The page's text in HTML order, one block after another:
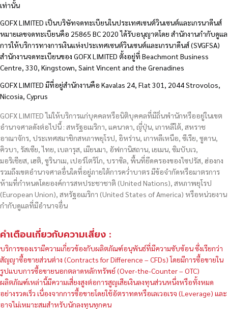
เท่านั้น
GOFX LIMITED เป็นบริษัทจดทะเบียนในประเทศเซนต์วินเซนต์และเกรนาดีนส์
หมายเลขจดทะเบียนคือ 25865 BC 2020 ได้รับอนุญาตโดย สำนักงานกำกับดูแล
การให้บริการทางการเงินแห่งประเทศเซนต์วินเซนต์และเกรนาดีนส์ (SVGFSA)
สำนักงานจดทะเบียนของ GOFX LIMITED ตั้งอยู่ที่ Beachmont Business
Centre, 330, Kingstown, Saint Vincent and the Grenadines
GOFX LIMITED มีที่อยู่สำนักงานคือ Kavalas 24, Flat 301, 2044 Strovolos,
Nicosia, Cyprus
GOFX LIMITED ไม่ให้บริการแก่บุคคลหรือนิติบุคคลที่มีถิ่นพำนักหรืออยู่ในเขต
อำนาจศาลดังต่อไปนี้ : สหรัฐอเมริกา, แคนาดา, ญี่ปุ่น, เกาหลีใต้, สหราช
อาณาจักร, ประเทศสมาชิกสหภาพยุโรป, อิหร่าน, เกาหลีเหนือ, ซีเรีย, ซูดาน,
คิวบา, รัสเซีย, ไทย, เบลารุส, เมียนมา, อัฟกานิสถาน, เยเมน, ซิมบับเว,
มอริเชียส, เฮติ, ซูรินาเม, เปอร์โตริโก, บราซิล, พื้นที่ยึดครองของไซปรัส, ฮ่องกง
รวมถึงเขตอำนาจศาลอื่นใดที่อยู่ภายใต้การคว่ำบาตร มีข้อจำกัดหรือมาตรการ
ห้ามที่กำหนดโดยองค์การสหประชาชาติ (United Nations), สหภาพยุโรป
(European Union), สหรัฐอเมริกา (United States of America) หรือหน่วยงาน
กำกับดูแลที่มีอำนาจอื่น
คำเตือนเกี่ยวกับความเสี่ยง :
บริการของเรามีความเกี่ยวข้องกับผลิตภัณฑ์อนุพันธ์ที่มีความซับซ้อน ซึ่งเรียกว่า
สัญญาซื้อขายส่วนต่าง (Contracts for Difference – CFDs) โดยมีการซื้อขายใน
รูปแบบการซื้อขายนอกตลาดหลักทรัพย์ (Over-the-Counter – OTC)
ผลิตภัณฑ์เหล่านี้มีความเสี่ยงสูงต่อการสูญเสียเงินลงทุนส่วนหนึ่งหรือทั้งหมด
อย่างรวดเร็ว เนื่องจากการซื้อขายโดยใช้อัตราทดหรือเลเวอเรจ (Leverage) และ
อาจไม่เหมาะสมสำหรับนักลงทุนทุกคน